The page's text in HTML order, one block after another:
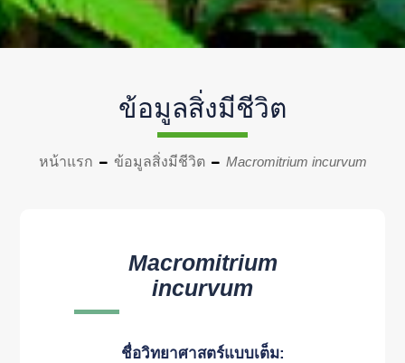
ข้อมูลสิ่งมีชีวิต
หน้าแรก ข้อมูลสิ่งมีชีวิต Macromitrium incurvum
Macromitrium
incurvum
ชื่อวิทยาศาสตร์แบบเต็ม: